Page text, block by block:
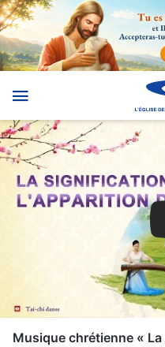
Musique chrétienne «